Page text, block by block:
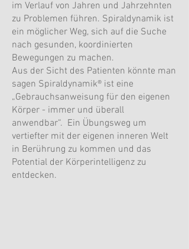
im Verlauf von Jahren und Jahrzehnten
zu Problemen führen. Spiraldynamik ist
ein möglicher Weg, sich auf die Suche
nach gesunden, koordinierten
Bewegungen zu machen.
Aus der Sicht des Patienten könnte man
sagen Spiraldynamik® ist eine
„Gebrauchsanweisung für den eigenen
Körper - immer und überall
anwendbar“. Ein Übungsweg um
vertiefter mit der eigenen inneren Welt
in Berührung zu kommen und das
Potential der Körperintelligenz zu
entdecken.